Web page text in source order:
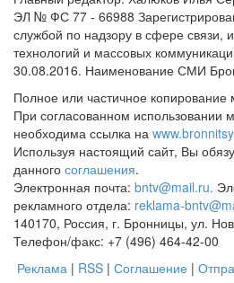
ЭЛ № ФС 77 - 66988
службой по надзору в сфере
технологий и массовых
30.08.2016. Наименование СМИ
Полное или частичное
При согласованном использовании
необходима ссылка на
Используя настоящий сайт, Вы
данного соглашения.
Электронная почта: bntv@mail.ru.
рекламного отдела: reklama-
140170, Россия, г. Бронницы, ул.
Телефон/факс: +7 (496) 464-42-00
Реклама | RSS | Соглашение |